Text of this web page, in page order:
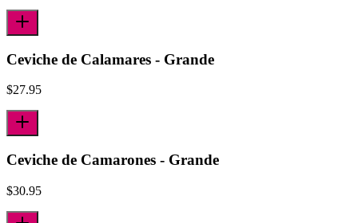
Ceviche de Calamares - Grande
$27.95
Ceviche de Camarones - Grande
$30.95